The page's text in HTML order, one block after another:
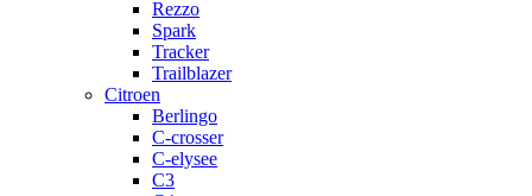
Rezzo
Spark
Tracker
Trailblazer
Citroen
Berlingo
C-crosser
C-elysee
C3